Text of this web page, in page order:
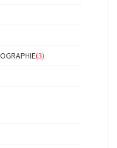
(3)